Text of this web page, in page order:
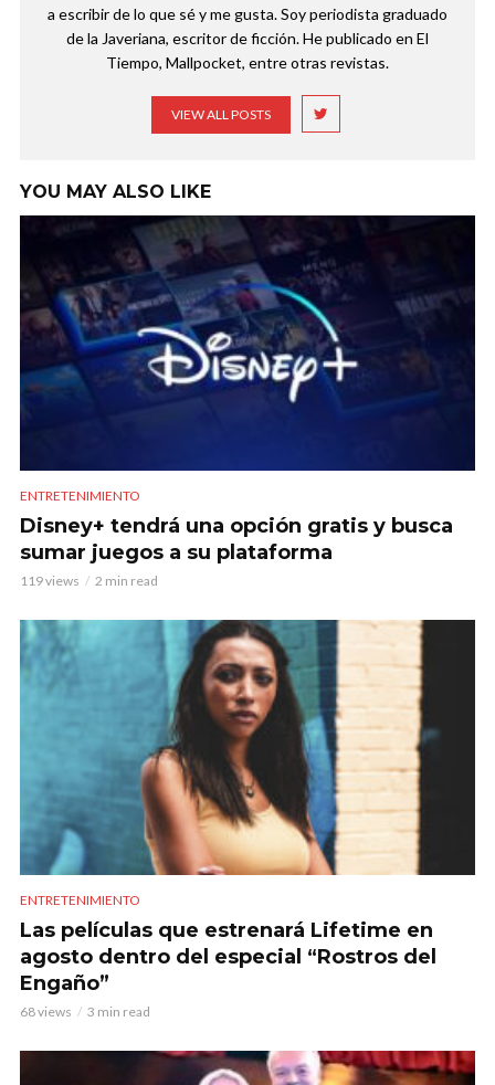
a escribir de lo que sé y me gusta. Soy periodista graduado
de la Javeriana, escritor de ficción. He publicado en El
Tiempo, Mallpocket, entre otras revistas.
VIEW ALL POSTS
YOU MAY ALSO LIKE
ENTRETENIMIENTO
Disney+ tendrá una opción gratis y busca
sumar juegos a su plataforma
119 views 2 min read
ENTRETENIMIENTO
Las películas que estrenará Lifetime en
agosto dentro del especial “Rostros del
Engaño”
68 views 3 min read